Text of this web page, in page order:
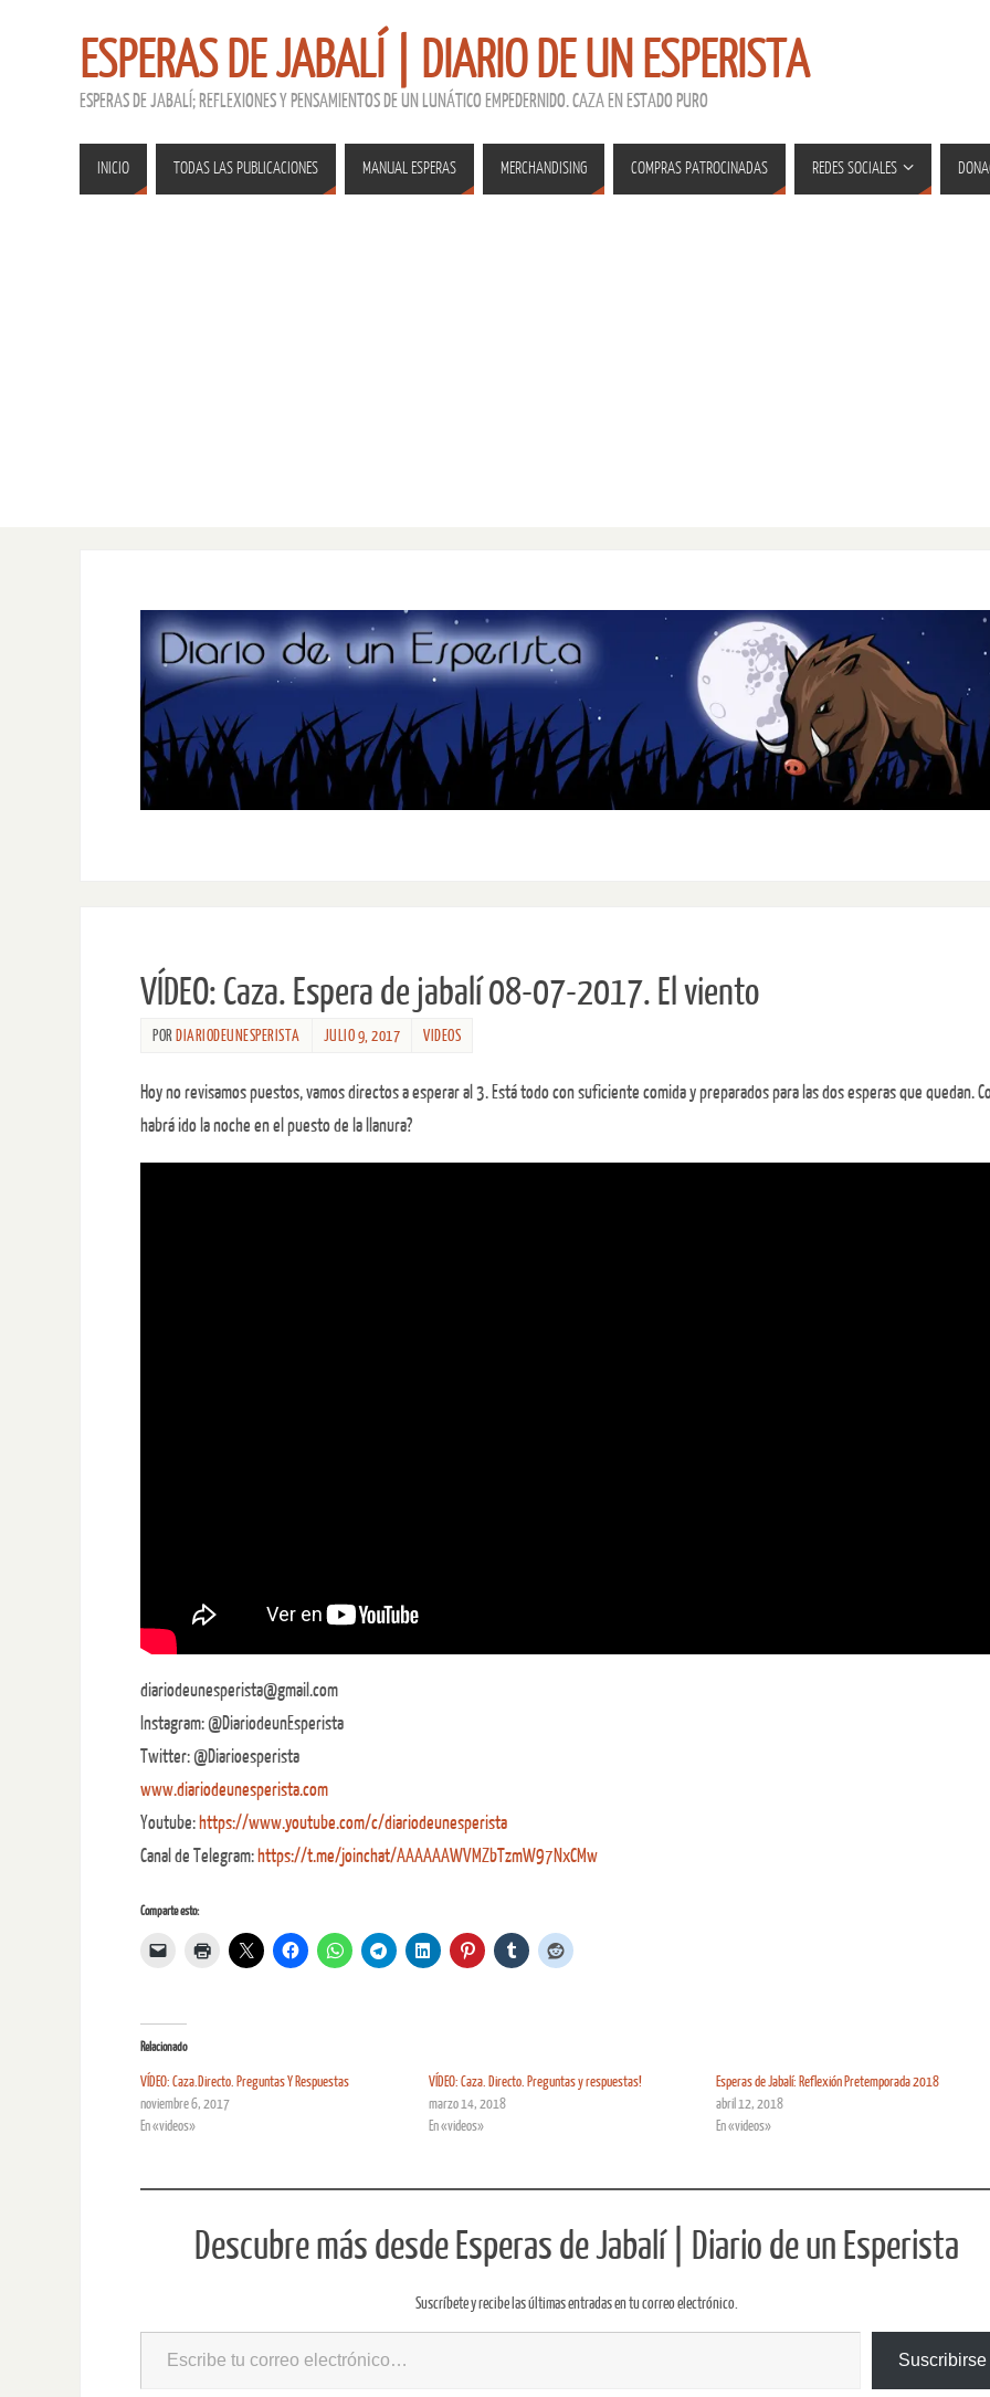
ESPERAS DE JABALÍ | DIARIO DE UN ESPERISTA
ESPERAS DE JABALÍ; REFLEXIONES Y PENSAMIENTOS DE UN LUNÁTICO EMPEDERNIDO. CAZA EN ESTADO PURO
INICIO TODAS LAS PUBLICACIONES MANUAL ESPERAS MERCHANDISING COMPRAS PATROCINADAS REDES SOCIALES
VÍDEO: Caza. Espera de jabalí 08-07-2017. El viento
POR DIARIODEUNESPERISTA JULIO 9, 2017 VIDEOS
Hoy no revisamos puestos, vamos directos a esperar al 3. Está todo con suficiente comida y preparados para las dos esperas que quedan.
habrá ido la noche en el puesto de la llanura?
diariodeunesperista@gmail.com
Instagram: @DiariodeunEsperista
Twitter: @Diarioesperista
www.diariodeunesperista.com
Youtube:https://www.youtube.com/c/diariodeunesperista
Canal de Telegram:https://t.me/joinchat/AAAAAAWVMZbTzmW97NxCMw
Comparte esto:
Relacionado
VÍDEO: Caza.Directo. Preguntas Y Respuestas
noviembre 6, 2017
En «videos»
VÍDEO: Caza. Directo. Preguntas y respuestas!
marzo 14, 2018
En «videos»
Esperas de Jabalí: Reflexión Pretemporada 2018
abril 12, 2018
En «videos»
Descubre más desde Esperas de Jabalí | Diario de un Esperista
Suscríbete y recibe las últimas entradas en tu correo electrónico.
Suscribirse